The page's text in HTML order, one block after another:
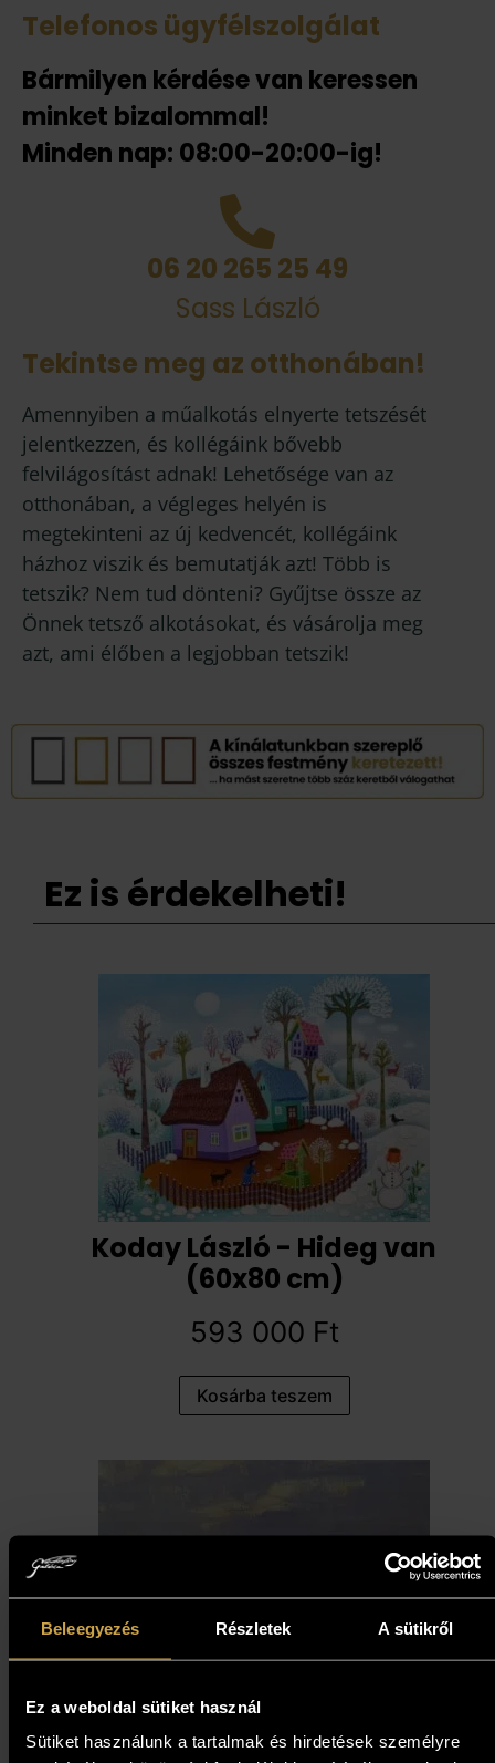
Beleegyezés Részletek A sütikről
Ez a weboldal sütiket használ
Sütiket használunk a tartalmak és hirdetések személyre
Telefonos ügyfélszolgálat
Bármilyen kérdése van keressen
minket bizalommal!
Minden nap: 08:00-20:00-ig!
06 20 265 25 49
Sass László
Tekintse meg az otthonában!
Amennyiben a műalkotás elnyerte tetszését
jelentkezzen, és kollégáink bővebb
felvilágosítást adnak! Lehetősége van az
otthonában, a végleges helyén is
megtekinteni az új kedvencét, kollégáink
házhoz viszik és bemutatják azt! Több is
tetszik? Nem tud dönteni? Gyűjtse össze az
Önnek tetsző alkotásokat, és vásárolja meg
azt, ami élőben a legjobban tetszik!
Ez is érdekelheti!
Koday László - Hideg van
(60x80 cm)
593 000 Ft
Kosárba teszem